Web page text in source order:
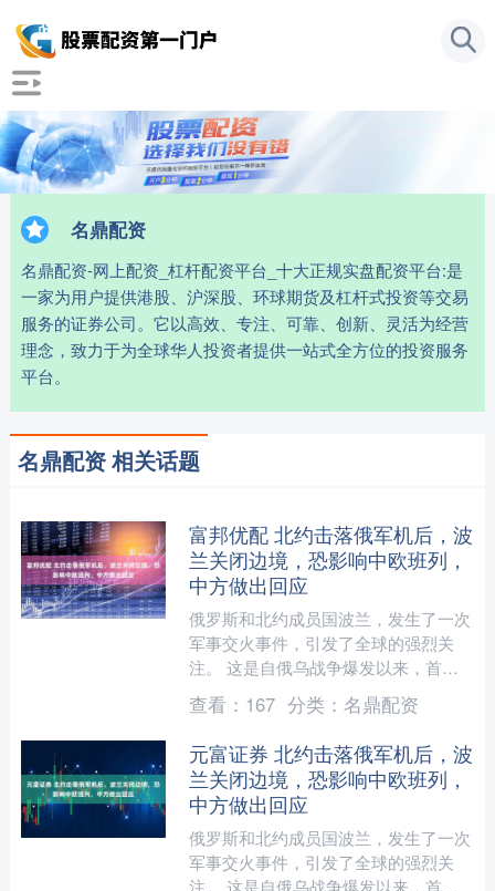
名鼎配资
名鼎配资-网上配资_杠杆配资平台_十大正规实盘配资平台:是
一家为用户提供港股、沪深股、环球期货及杠杆式投资等交易
服务的证券公司。它以高效、专注、可靠、创新、灵活为经营
理念，致力于为全球华人投资者提供一站式全方位的投资服务
平台。
名鼎配资 相关话题
富邦优配 北约击落俄军机后，波
兰关闭边境，恐影响中欧班列，
中方做出回应
俄罗斯和北约成员国波兰，发生了一次
军事交火事件，引发了全球的强烈关
注。 这是自俄乌战争爆发以来，首次
有北约国家直接击落俄罗斯无人机，被
视为局势重大升级。 甚至波....
查看： 167 分类： 名鼎配资
元富证券 北约击落俄军机后，波
兰关闭边境，恐影响中欧班列，
中方做出回应
俄罗斯和北约成员国波兰，发生了一次
军事交火事件，引发了全球的强烈关